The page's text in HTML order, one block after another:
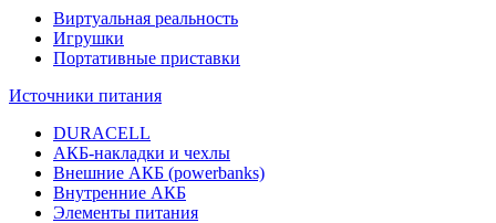
Виртуальная реальность
Игрушки
Портативные приставки
Источники питания
DURACELL
АКБ-накладки и чехлы
Внешние АКБ (powerbanks)
Внутренние АКБ
Элементы питания